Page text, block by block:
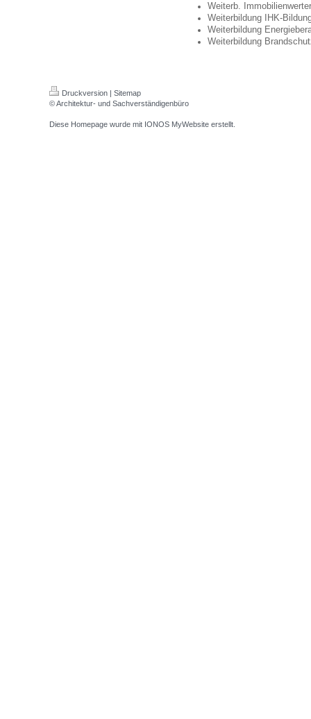
Weiterb.
Weiterbildung IHK-
Weiterbildung
Weiterbildung
Druckversion | Sitemap
© Architektur- und Sachverständigenbüro
Diese Homepage wurde mit IONOS MyWebsite erstellt.